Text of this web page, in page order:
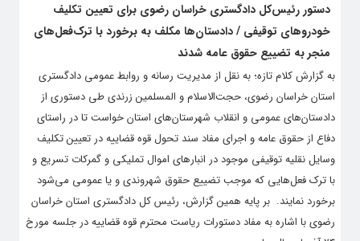
دستور رئیس‌کل دادگستری خراسان رضوی برای تعیین تکلیف
خودروهای توقیفی / دادستان‌ها مکلف به برخورد با ترک‌فعل‌های
منجر به تضییع حقوق عامه شدند
به گزارش کلام تازه؛ به نقل از مدیریت رسانه و روابط عمومی دادگستری
استان خراسان رضوی، حجت‌الاسلام و المسلمین زرندی طی دستوری از
دادستان‌های عمومی و انقلاب شهرستان‌های استان خواست تا در راستای
دفاع از حقوق عامه و اجرای مفاد سند تحول قوه قضاییه در تعیین تکلیف
وسایل نقلیه توقیفی موجود در انبارهای اموال تملیکی و گمرکات تسریع و
با ترک فعل‌هایی که موجب تضییع حقوق شهروندی و یا عمومی می‌شود
برخورد نمایند. ‌ بر پایه همین گزارش، رئیس کل دادگستری استان خراسان
رضوی با اشاره به مفاد دستورات ریاست محترم قوه قضاییه در جلسه مورخ